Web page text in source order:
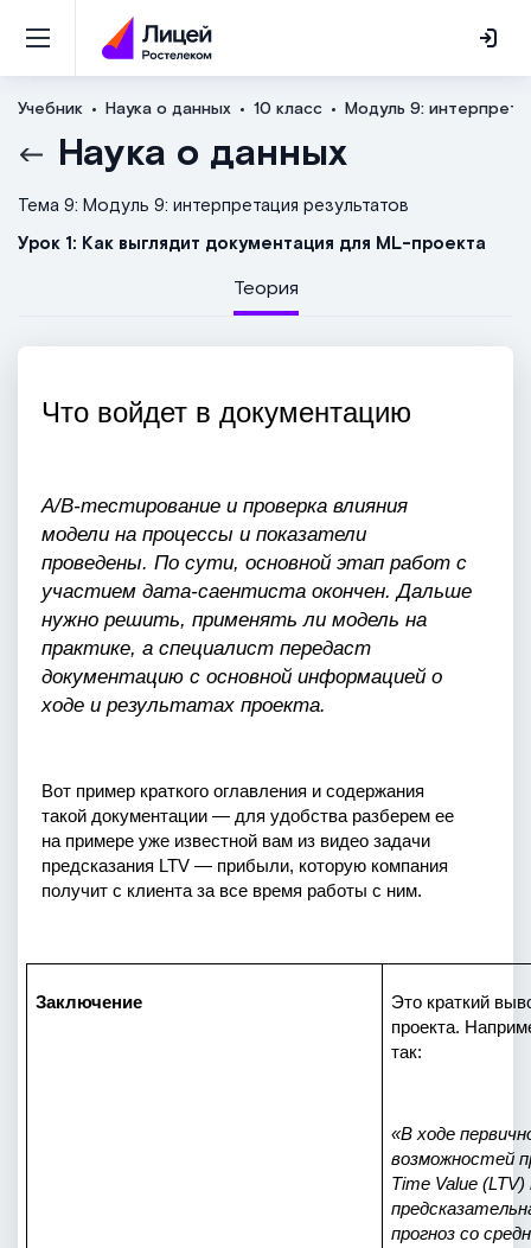
Учебник Наука о данных 10 класс Модуль 9:
Наука о данных
Тема 9: Модуль 9: интерпретация результатов
Урок 1: Как выглядит документация для ML-проекта
Теория
Что войдет в документацию
A/B-тестирование и проверка влияния
модели на процессы и показатели
проведены. По сути, основной этап работ с
участием дата-саентиста окончен. Дальше
нужно решить, применять ли модель на
практике, а специалист передаст
документацию с основной информацией о
ходе и результатах проекта.
Вот пример краткого оглавления и содержания
такой документации — для удобства разберем ее
на примере уже известной вам из видео задачи
предсказания LTV — прибыли, которую компания
получит с клиента за все время работы с ним.
Заключение
Это краткий
проекта.
так:
«В ходе
возможностей
Time Value (LTV)
прогноз со